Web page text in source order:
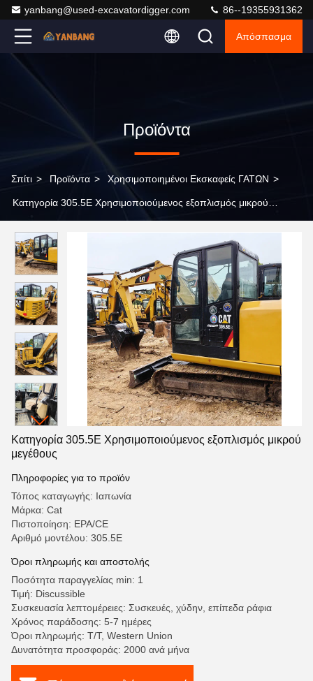
yanbang@used-excavatordigger.com 86--19355931362
Απόσπασμα
Προϊόντα
Σπίτι > Προϊόντα > Χρησιμοποιημένοι Εκσκαφείς ΓΑΤΩΝ >
Κατηγορία 305.5E Χρησιμοποιούμενος εξοπλισμός μικρού
Κατηγορία 305.5E Χρησιμοποιούμενος εξοπλισμός μικρού
μεγέθους
Πληροφορίες για το προϊόν
Τόπος καταγωγής: Ιαπωνία
Μάρκα: Cat
Πιστοποίηση: EPA/CE
Αριθμό μοντέλου: 305.5E
Όροι πληρωμής και αποστολής
Ποσότητα παραγγελίας min: 1
Τιμή: Discussible
Συσκευασία λεπτομέρειες: Συσκευές, χύδην, επίπεδα ράφια
Χρόνος παράδοσης: 5-7 ημέρες
Όροι πληρωμής: T/T, Western Union
Δυνατότητα προσφοράς: 2000 ανά μήνα